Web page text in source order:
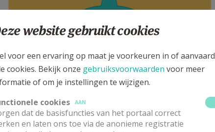
AAN HUIS
AANPASSING OP ZATERDAG 1 MAART 2025 - 20:37
website gebruikt cookies
voor een ervaring op maat je voorkeuren in of aanvaard
cookies. Bekijk onze gebruiksvoorwaarden voor meer
of om je instellingen te wijzigen.
cookies
AAN
dat de basisfuncties van het portaal correct
en laten ons toe via de anonieme registratie